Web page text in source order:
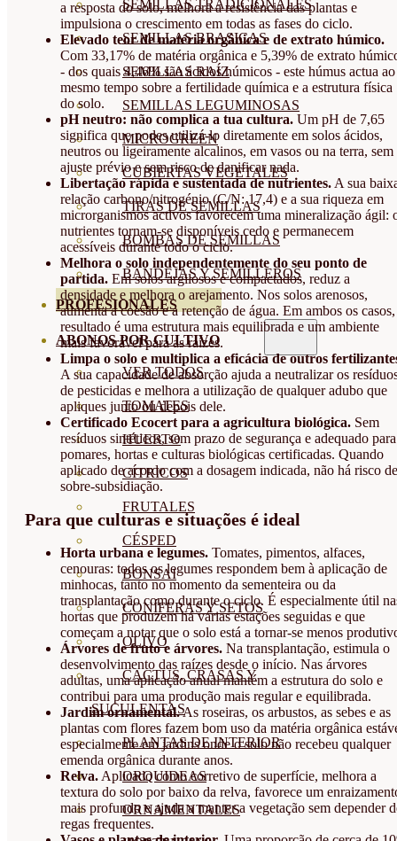
SEMILLAS TRADICIONALES
SEMILLAS BRASICAS
SEMILLAS RAÍZ
SEMILLAS LEGUMINOSAS
MICROGREEN
CUBIERTAS VEGETALES
TIRAS DE SEMILLAS
BOMBAS DE SEMILLAS
BANDEJAS Y SEMILLEROS
PROFESIONALES
ABONOS POR CULTIVO
VER TODOS
TOMATES
HUERTO
CÍTRICOS
FRUTALES
CÉSPED
BONSAI
CONÍFERAS Y SETOS
OLIVO
CACTUS, CRASAS Y
SUCULENTAS
PLANTAS DE INTERIOR
ORQUIDEAS
ORNAMENTALES
a resposta do solo, melhora a resistência das plantas e
impulsiona o crescimento em todas as fases do ciclo.
Elevado teor de matéria orgânica e de extrato húmico.
Com 33,17% de matéria orgânica e 5,39% de extrato
- dos quais 4,46% são ácidos húmicos - este húmus actua ao
mesmo tempo sobre a fertilidade química e a estrutura física
do solo.
pH neutro: não complica a tua cultura. Um pH de 7,65
significa que podes utilizá-lo diretamente em solos ácidos,
neutros ou ligeiramente alcalinos, em vasos ou na terra, sem
ajuste prévio e sem risco de danificar nada.
Libertação rápida e sustentada de nutrientes.A sua
relação carbono/nitrogénio (C/N: 17,4) e a sua riqueza em
microrganismos activos favorecem uma mineralização ágil:
nutrientes tornam-se disponíveis cedo e permanecem
acessíveis durante todo o ciclo.
Melhora o solo independentemente do seu ponto de
partida. Em solos argilosos e compactados, reduz a
densidade e melhora o arejamento. Nos solos arenosos,
aumenta a coesão e a retenção de água. Em ambos os
resultado é uma estrutura mais equilibrada e um ambiente
mais favorável para as raízes.
Limpa o solo e multiplica a eficácia de outros
A sua capacidade de absorção ajuda a neutralizar os
de pesticidas e melhora a utilização de qualquer adubo que
apliques junto ou depois dele.
Certificado Ecocert para a agricultura biológica. Sem
resíduos sintéticos, sem prazo de segurança e adequado para
pomares, hortas e culturas biológicas certificadas. Quando
aplicado de acordo com a dosagem indicada, não há risco de
sobre-subsidiação.
Para que culturas e situações é ideal
Horta urbana e legumes. Tomates, pimentos, alfaces,
cenouras: todos os legumes respondem bem à aplicação de
minhocas, tanto no momento da sementeira ou da
transplantação como durante o ciclo. É especialmente útil
hortas que produzem há várias estações seguidas e que
começam a notar que o solo está a tornar-se menos
Árvores de fruto e árvores. Na transplantação, estimula o
desenvolvimento das raízes desde o início. Nas árvores
adultas, uma aplicação anual mantém a estrutura do solo e
contribui para uma produção mais regular e equilibrada.
Jardim ornamental.As roseiras, os arbustos, as sebes e as
plantas com flores fazem bom uso da matéria orgânica
especialmente em jardins onde o solo não recebeu qualquer
emenda orgânica durante anos.
Relva. Aplicado como corretivo de superfície, melhora a
textura do solo por baixo da relva, favorece um
mais profundo e ajuda a manter a vegetação sem depender
regas frequentes.